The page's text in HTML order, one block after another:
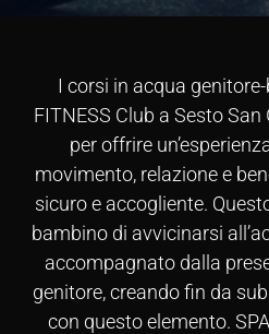
I corsi in acqua
FITNESS Club a Sesto
per offrire
movimento, relazione e
sicuro e accogliente.
bambino di avvicinarsi
accompagnato dalla
genitore, creando fin da
con questo elemento.